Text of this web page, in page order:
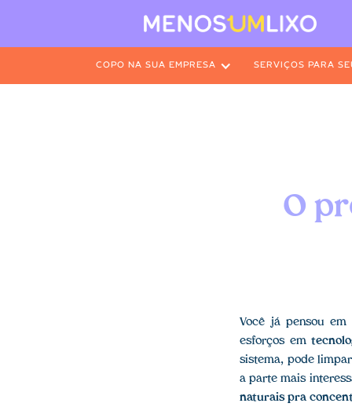
COPO NA SUA EMPRESA SERVIÇOS PARA
O
Você já pensou
esforços em
sistema, pode limpar
a parte mais
naturais pra